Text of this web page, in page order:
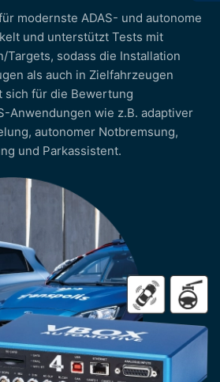
modernste ADAS- und autonome
und unterstützt Tests mit
Targets, sodass die Installation
als auch in Zielfahrzeugen
sich für die Bewertung
Anwendungen wie z.B. adaptiver
autonomer Notbremsung,
und Parkassistent.